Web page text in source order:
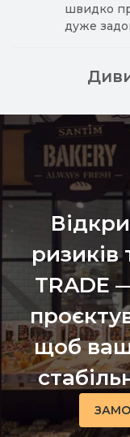
швидко
дуже
ризиків
TRADE
щоб ваш